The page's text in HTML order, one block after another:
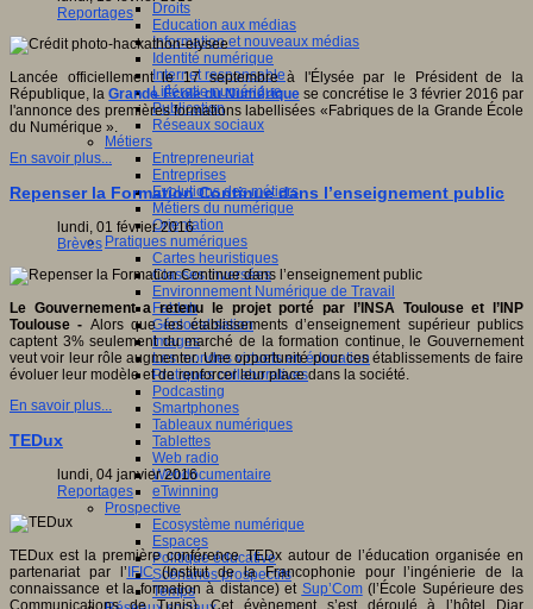
Droits
Education aux médias
Information et nouveaux médias
Identité numérique
Internet responsable
Littératie numérique
Publication
Réseaux sociaux
Métiers
Entrepreneuriat
Entreprises
Evolutions des métiers
Métiers du numérique
Orientation
Pratiques numériques
Cartes heuristiques
Classes inversées
Environnement Numérique de Travail
Fablab
Géolocalisation
Images
Les mondes virtuels en éducation
Pratiques collaboratives
Podcasting
Smartphones
Tableaux numériques
Tablettes
Web radio
Webdocumentaire
eTwinning
Prospective
Ecosystème numérique
Espaces
Politique éducative
Scénarios prospectifs
Temps
Reportages
Lancée officiellement le 17 septembre à l'Élysée par le Président de la
République, laGrande École du Numériquese concrétise le 3 février 2016 par
l'annonce des premières formations labellisées «Fabriques de la Grande École
du Numérique ».
En savoir plus...
Repenser la Formation Continue dans l’enseignement public
lundi, 01 février 2016
Brèves
Le Gouvernement a retenu le projet porté par l’INSA Toulouse et l’INP
Toulouse - Alors que les établissements d’enseignement supérieur publics
captent 3% seulement du marché de la formation continue, le Gouvernement
veut voir leur rôle augmenter. Une opportunité pour ces établissements de faire
évoluer leur modèle et de renforcer leur place dans la société.
En savoir plus...
TEDux
lundi, 04 janvier 2016
Reportages
TEDux est la première conférence TEDx autour de l’éducation organisée en
partenariat par l’ IFIC(Institut de la Francophonie pour l’ingénierie de la
connaissance et la formation à distance) et Sup’Com(l’École Supérieure des